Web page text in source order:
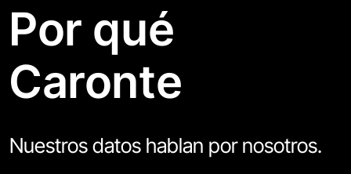
Por qué
Caronte
Nuestros datos hablan por nosotros.